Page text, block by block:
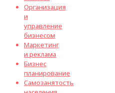
Организация
и
управление
бизнесом
Маркетинг
и реклама
Бизнес
планирование
Самозанятость